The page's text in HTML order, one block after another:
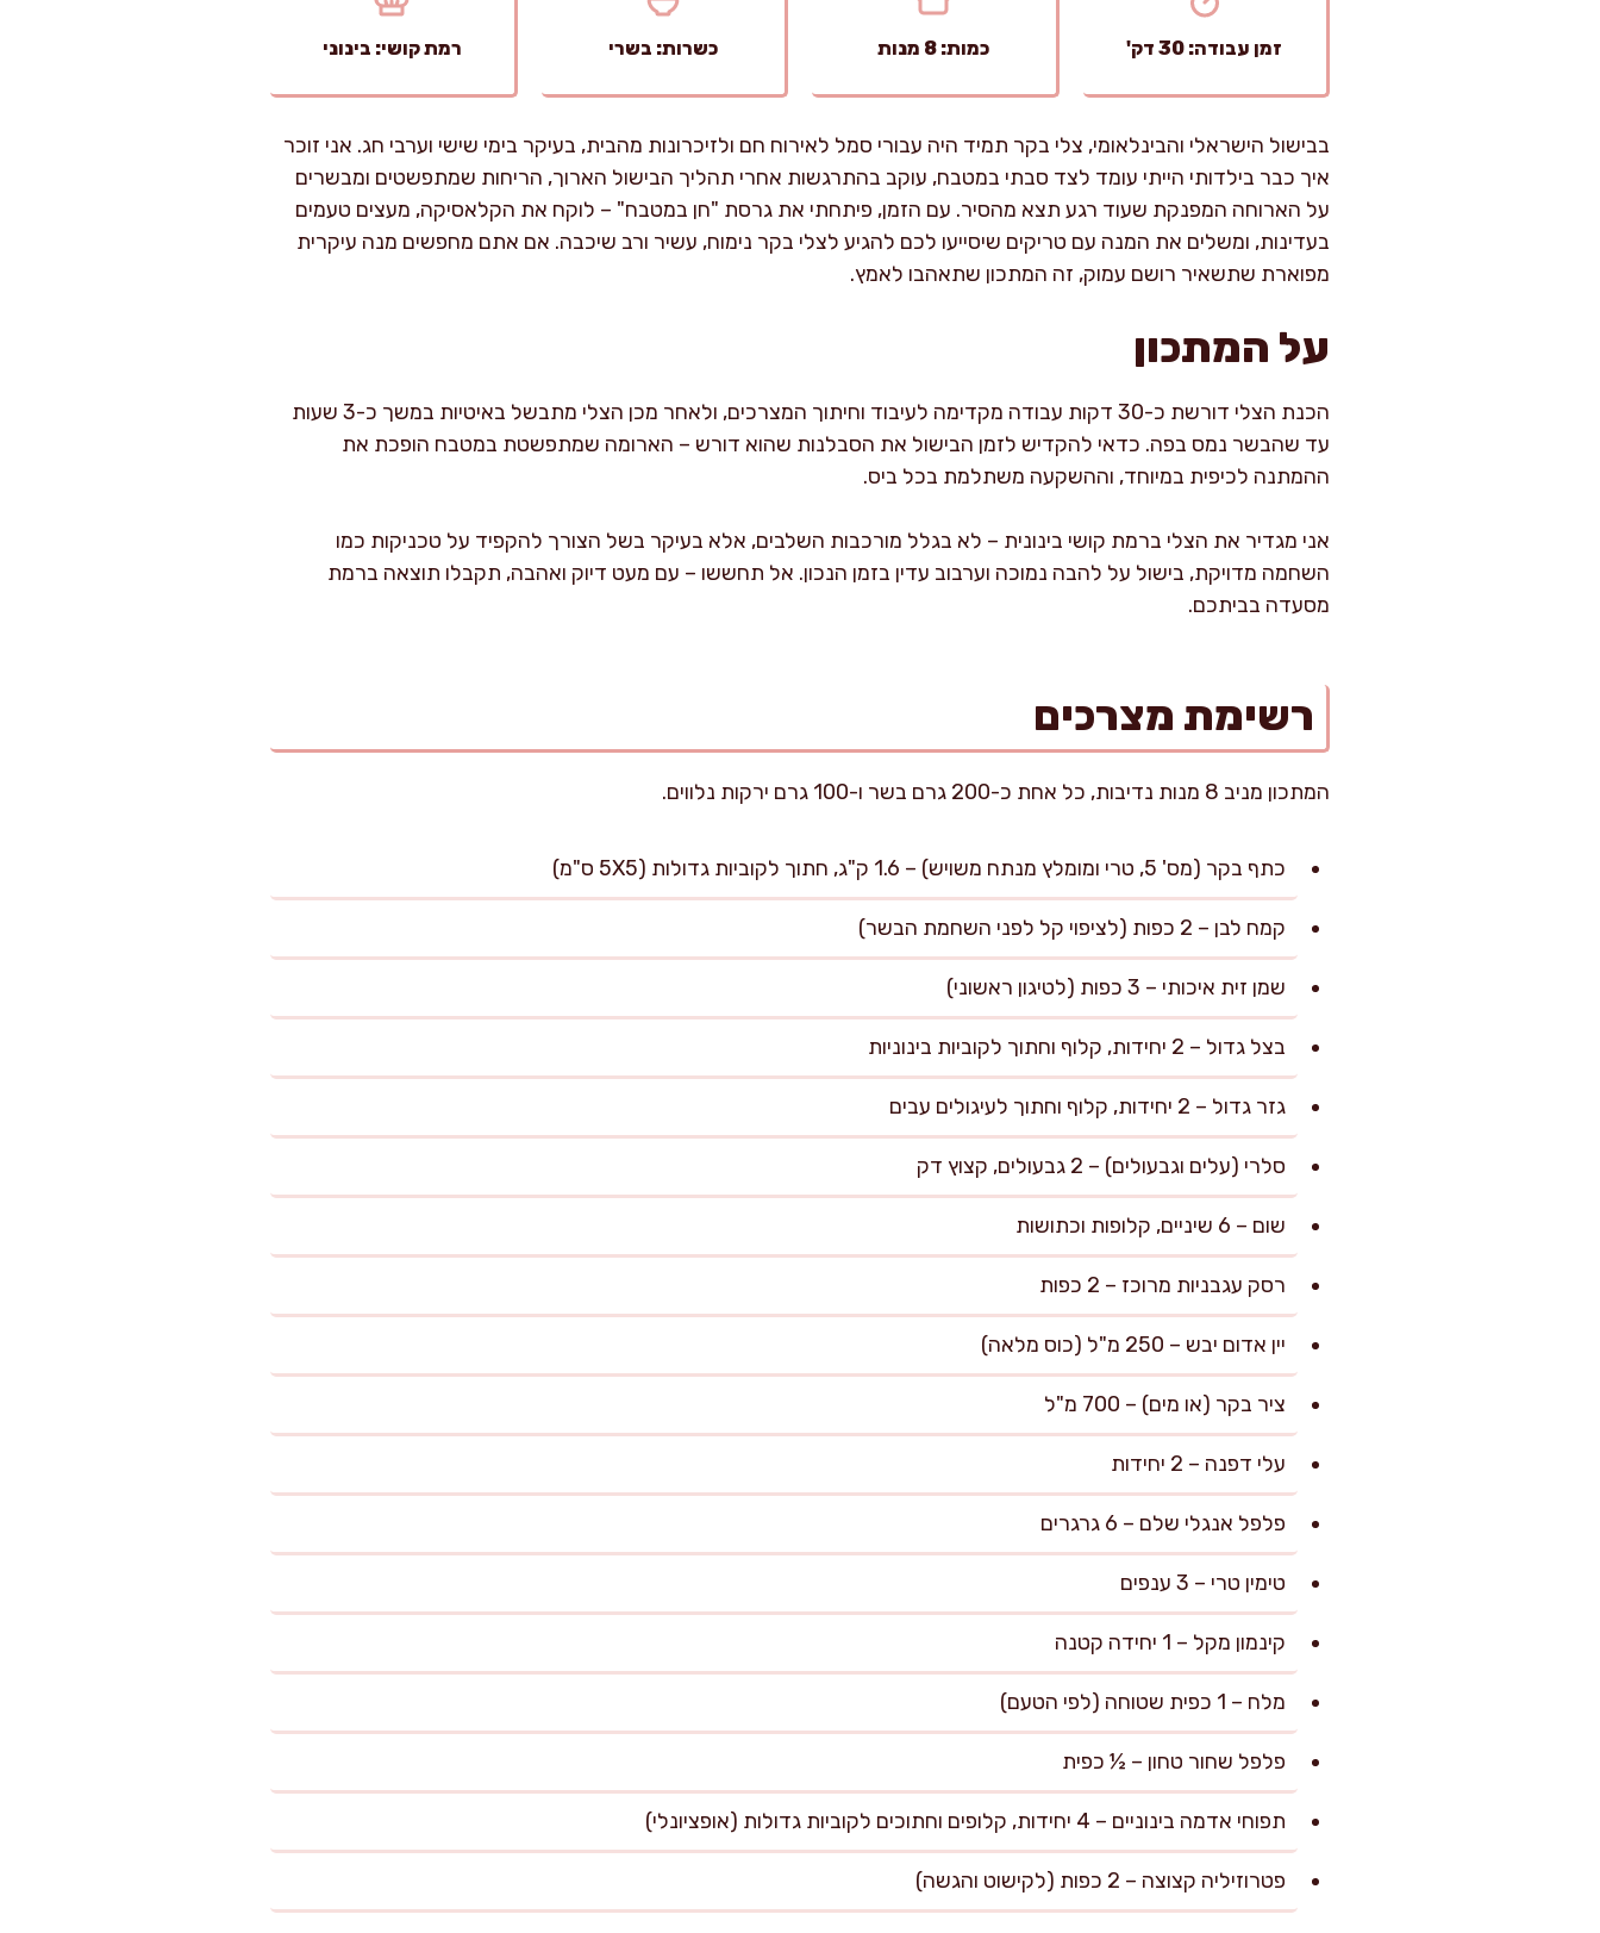
זמן עבודה: 30 דק' כמות: 8 מנות כשרות: בשרי רמת קושי: בינוני
בבישול הישראלי והבינלאומי, צלי בקר תמיד היה עבורי סמל לאירוח חם ולזיכרונות מהבית, בעיקר בימי שישי וערבי חג. אני זוכר
איך כבר בילדותי הייתי עומד לצד סבתי במטבח, עוקב בהתרגשות אחרי תהליך הבישול הארוך, הריחות שמתפשטים ומבשרים
על הארוחה המפנקת שעוד רגע תצא מהסיר. עם הזמן, פיתחתי את גרסת "חן במטבח" – לוקח את הקלאסיקה, מעצים טעמים
בעדינות, ומשלים את המנה עם טריקים שיסייעו לכם להגיע לצלי בקר נימוח, עשיר ורב שיכבה. אם אתם מחפשים מנה עיקרית
מפוארת שתשאיר רושם עמוק, זה המתכון שתאהבו לאמץ.
על המתכון
הכנת הצלי דורשת כ-30 דקות עבודה מקדימה לעיבוד וחיתוך המצרכים, ולאחר מכן הצלי מתבשל באיטיות במשך כ-3 שעות
עד שהבשר נמס בפה. כדאי להקדיש לזמן הבישול את הסבלנות שהוא דורש – הארומה שמתפשטת במטבח הופכת את
ההמתנה לכיפית במיוחד, וההשקעה משתלמת בכל ביס.
אני מגדיר את הצלי ברמת קושי בינונית – לא בגלל מורכבות השלבים, אלא בעיקר בשל הצורך להקפיד על טכניקות כמו
השחמה מדויקת, בישול על להבה נמוכה וערבוב עדין בזמן הנכון. אל תחששו – עם מעט דיוק ואהבה, תקבלו תוצאה ברמת
מסעדה בביתכם.
רשימת מצרכים
המתכון מניב 8 מנות נדיבות, כל אחת כ-200 גרם בשר ו-100 גרם ירקות נלווים.
כתף בקר (מס' 5, טרי ומומלץ מנתח משויש) – 1.6 ק"ג, חתוך לקוביות גדולות (5X5 ס"מ)
קמח לבן – 2 כפות (לציפוי קל לפני השחמת הבשר)
שמן זית איכותי – 3 כפות (לטיגון ראשוני)
בצל גדול – 2 יחידות, קלוף וחתוך לקוביות בינוניות
גזר גדול – 2 יחידות, קלוף וחתוך לעיגולים עבים
סלרי (עלים וגבעולים) – 2 גבעולים, קצוץ דק
שום – 6 שיניים, קלופות וכתושות
רסק עגבניות מרוכז – 2 כפות
יין אדום יבש – 250 מ"ל (כוס מלאה)
ציר בקר (או מים) – 700 מ"ל
עלי דפנה – 2 יחידות
פלפל אנגלי שלם – 6 גרגרים
טימין טרי – 3 ענפים
קינמון מקל – 1 יחידה קטנה
מלח – 1 כפית שטוחה (לפי הטעם)
פלפל שחור טחון – ½ כפית
תפוחי אדמה בינוניים – 4 יחידות, קלופים וחתוכים לקוביות גדולות (אופציונלי)
פטרוזיליה קצוצה – 2 כפות (לקישוט והגשה)